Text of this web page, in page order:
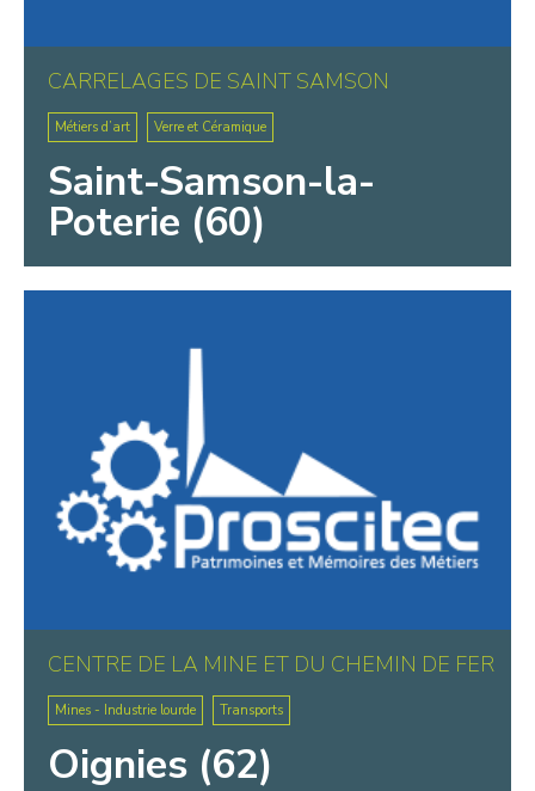
CARRELAGES DE SAINT SAMSON
Métiers d’art Verre et Céramique
Saint-Samson-la-
Poterie (60)
CENTRE DE LA MINE ET DU CHEMIN DE FER
Mines - Industrie lourde Transports
Oignies (62)